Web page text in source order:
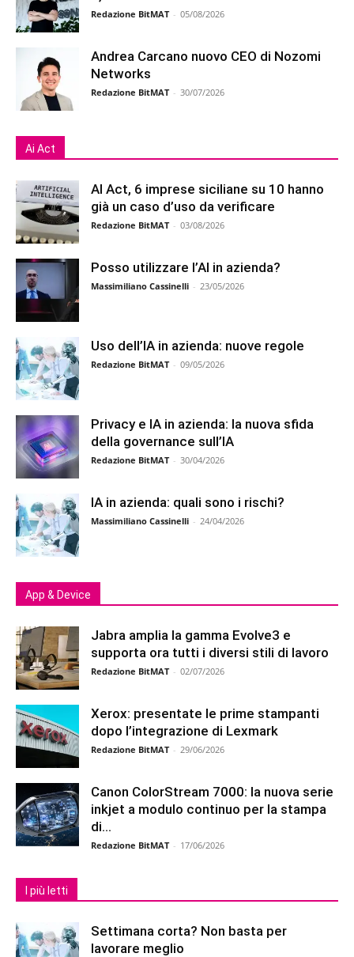
Redazione BitMAT - 05/08/2026
Andrea Carcano nuovo CEO di Nozomi
Networks
Redazione BitMAT - 30/07/2026
Ai Act
AI Act, 6 imprese siciliane su 10 hanno
già un caso d’uso da verificare
Redazione BitMAT - 03/08/2026
Posso utilizzare l’AI in azienda?
Massimiliano Cassinelli - 23/05/2026
Uso dell’IA in azienda: nuove regole
Redazione BitMAT - 09/05/2026
Privacy e IA in azienda: la nuova sfida
della governance sull’IA
Redazione BitMAT - 30/04/2026
IA in azienda: quali sono i rischi?
Massimiliano Cassinelli - 24/04/2026
App & Device
Jabra amplia la gamma Evolve3 e
supporta ora tutti i diversi stili di lavoro
Redazione BitMAT - 02/07/2026
Xerox: presentate le prime stampanti
dopo l’integrazione di Lexmark
Redazione BitMAT - 29/06/2026
Canon ColorStream 7000: la nuova serie
inkjet a modulo continuo per la stampa
di...
Redazione BitMAT - 17/06/2026
I più letti
Settimana corta? Non basta per
lavorare meglio